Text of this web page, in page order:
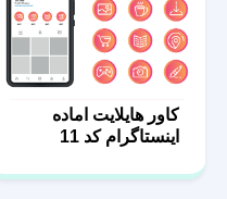
کاور هایلایت اماده
اینستاگرام کد 11